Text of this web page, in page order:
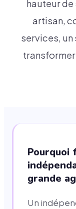
hauteur
artisan,
services,
Pourquoi
grande
Un